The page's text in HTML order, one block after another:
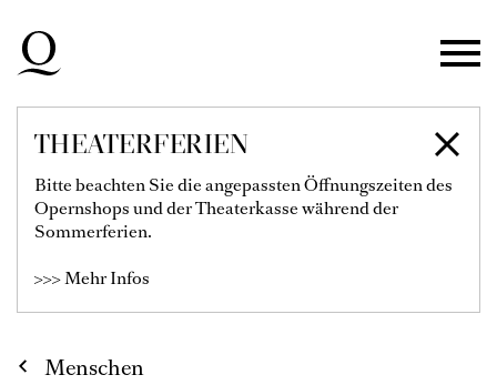
Zur Hauptnavigation springen
Zum Hauptinhalt springen
Zum Footer springen
THEATERFERIEN
Bitte beachten Sie die angepassten Öffnungszeiten des
Opernshops und der Theaterkasse während der
Sommerferien.
>>> Mehr Infos
ATTILA FODRE
Menschen